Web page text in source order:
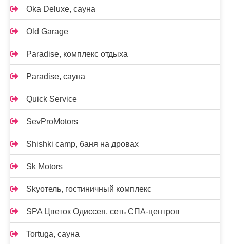
Oka Deluxe, сауна
Old Garage
Paradise, комплекс отдыха
Paradise, сауна
Quick Service
SevProMotors
Shishki camp, баня на дровах
Sk Motors
Skyотель, гостиничный комплекс
SPA Цветок Одиссея, сеть СПА-центров
Tortuga, сауна